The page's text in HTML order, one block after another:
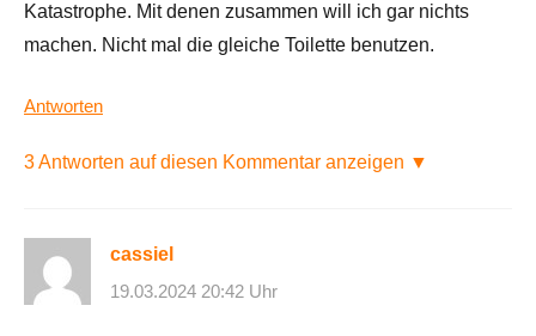
Katastrophe. Mit denen zusammen will ich gar nichts
machen. Nicht mal die gleiche Toilette benutzen.
Antworten
3 Antworten auf diesen Kommentar anzeigen ▼
cassiel
19.03.2024 20:42 Uhr